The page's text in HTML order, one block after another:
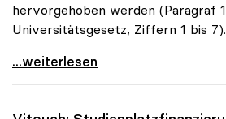
hervorgehoben werden (Paragraf
Universitätsgesetz, Ziffern 1 bis 7).
Vitouch stellt klar:
...weiterlesen